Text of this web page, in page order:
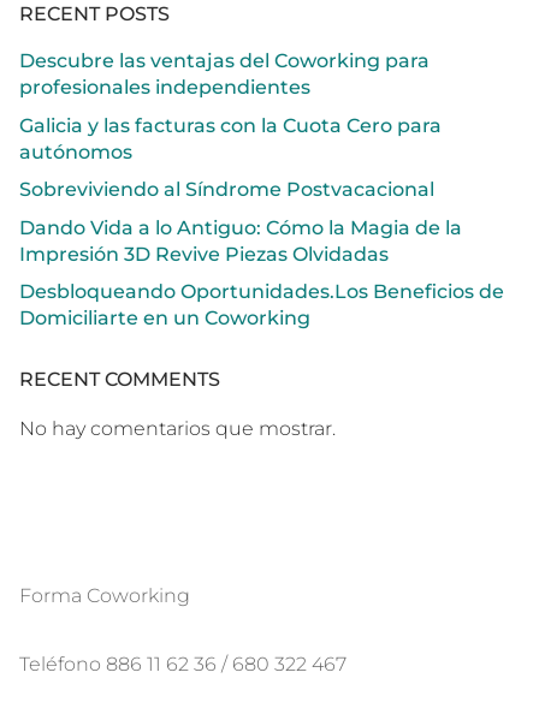
RECENT POSTS
Descubre las ventajas del Coworking para
profesionales independientes
Galicia y las facturas con la Cuota Cero para
autónomos
Sobreviviendo al Síndrome Postvacacional
Dando Vida a lo Antiguo: Cómo la Magia de la
Impresión 3D Revive Piezas Olvidadas
Desbloqueando Oportunidades.Los Beneficios de
Domiciliarte en un Coworking
RECENT COMMENTS
No hay comentarios que mostrar.
Forma Coworking
Teléfono 886 11 62 36 / 680 322 467